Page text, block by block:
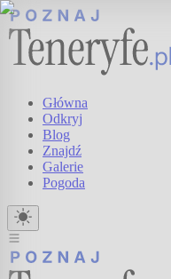
Główna
Odkryj
Blog
Znajdź
Galerie
Pogoda